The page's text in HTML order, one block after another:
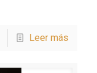
Leer más